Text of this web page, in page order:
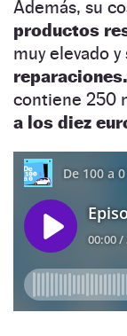
Además, su
productos
muy elevado y
reparaciones.
contiene 250
a los diez